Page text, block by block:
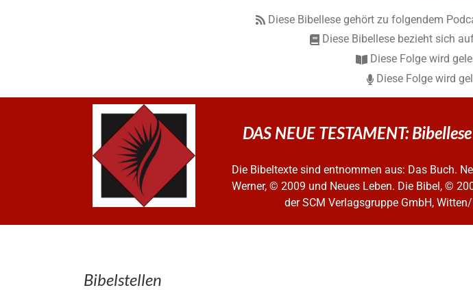
Diese Bibellese gehört zu folgendem
Diese Bibellese bezieht sich
Diese Folge wird
Diese Folge wird
DAS NEUE TESTAMENT:
Die Bibeltexte sind entnommen aus: Das Buch.
Werner, © 2009 und Neues Leben. Die Bibel, ©
der SCM Verlagsgruppe GmbH,
Bibelstellen